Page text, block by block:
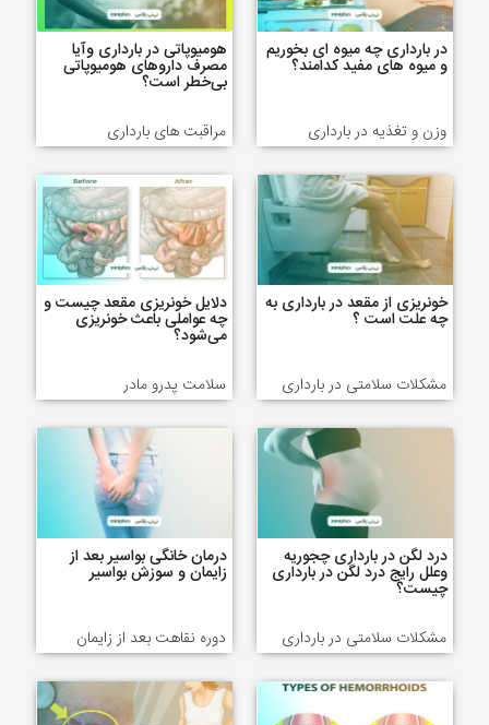
در بارداری چه میوه ای بخوریم
و میوه های مفید کدامند؟
وزن و تغذیه در بارداری
هومیوپاتی در بارداری وآیا
مصرف داروهای هومیوپاتی
بی‌خطر است؟
مراقبت های بارداری
خونریزی از مقعد در بارداری به
چه علت است ؟
مشکلات سلامتی در بارداری
دلایل خونریزی مقعد چیست و
چه عواملی باعث خونریزی
می‌شود؟
سلامت پدرو مادر
درد لگن در بارداری چجوریه
وعلل رایج درد لگن در بارداری
چیست؟
مشکلات سلامتی در بارداری
درمان خانگی بواسیر بعد از
زایمان و سوزش بواسیر
دوره نقاهت بعد از زایمان